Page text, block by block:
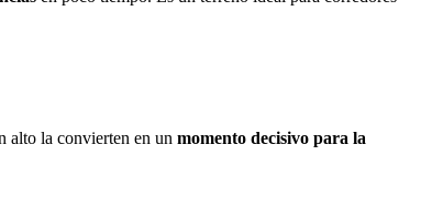
alto la convierten en un momento decisivo para la